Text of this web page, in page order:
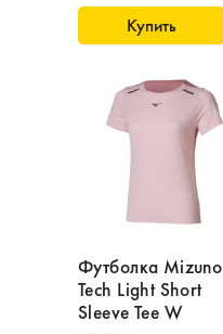
Купить
Футболка Mizuno
Tech Light Short
Sleeve Tee W